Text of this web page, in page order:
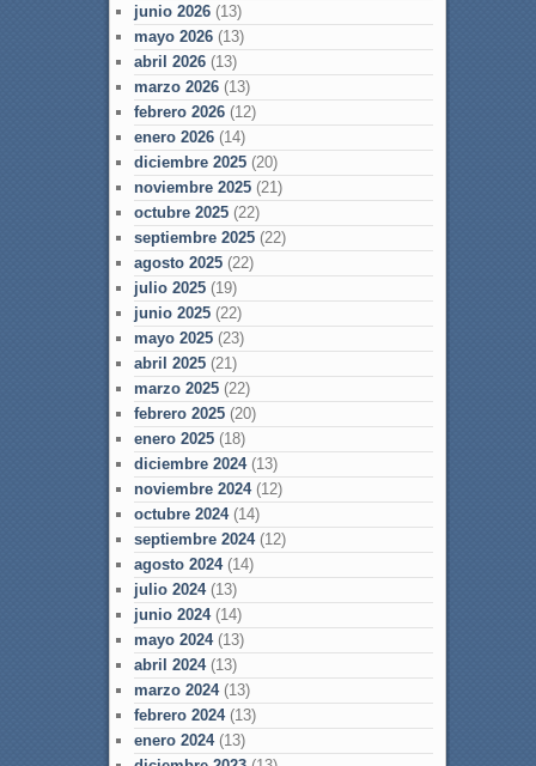
junio 2026(13)
mayo 2026(13)
abril 2026(13)
marzo 2026(13)
febrero 2026(12)
enero 2026(14)
diciembre 2025(20)
noviembre 2025(21)
octubre 2025(22)
septiembre 2025(22)
agosto 2025(22)
julio 2025(19)
junio 2025(22)
mayo 2025(23)
abril 2025(21)
marzo 2025(22)
febrero 2025(20)
enero 2025(18)
diciembre 2024(13)
noviembre 2024(12)
octubre 2024(14)
septiembre 2024(12)
agosto 2024(14)
julio 2024(13)
junio 2024(14)
mayo 2024(13)
abril 2024(13)
marzo 2024(13)
febrero 2024(13)
enero 2024(13)